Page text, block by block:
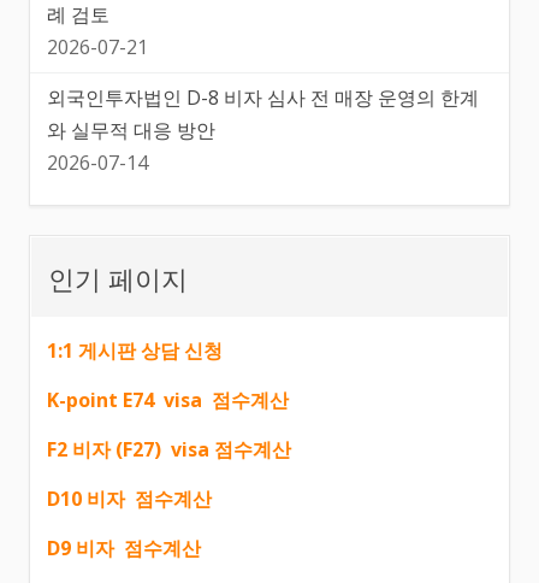
례 검토
2026-07-21
외국인투자법인 D-8 비자 심사 전 매장 운영의 한계
와 실무적 대응 방안
2026-07-14
인기 페이지
1:1 게시판 상담 신청
K-point E74 visa 점수계산
F2 비자 (F27) visa 점수계산
D10 비자 점수계산
D9 비자 점수계산